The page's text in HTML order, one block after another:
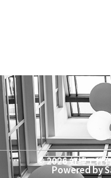
© 2026 虹緯工程
Powered by